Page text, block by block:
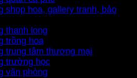
shop hoa, gallery tranh, bảo
thanh long
trồng hoa
trung tâm thương mại
trường học
văn phòng